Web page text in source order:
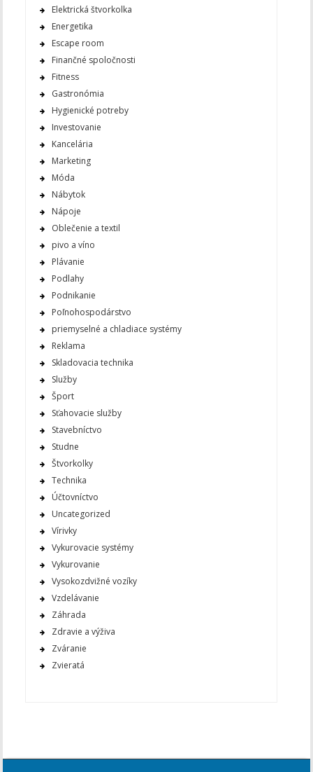
Elektrická štvorkolka
Energetika
Escape room
Finančné spoločnosti
Fitness
Gastronómia
Hygienické potreby
Investovanie
Kancelária
Marketing
Móda
Nábytok
Nápoje
Oblečenie a textil
pivo a víno
Plávanie
Podlahy
Podnikanie
Poľnohospodárstvo
priemyselné a chladiace systémy
Reklama
Skladovacia technika
Služby
Šport
Sťahovacie služby
Stavebníctvo
Studne
Štvorkolky
Technika
Účtovníctvo
Uncategorized
Vírivky
Vykurovacie systémy
Vykurovanie
Vysokozdvižné vozíky
Vzdelávanie
Záhrada
Zdravie a výživa
Zváranie
Zvieratá